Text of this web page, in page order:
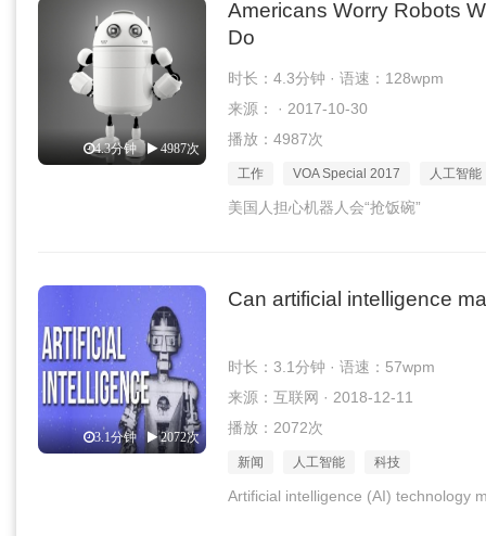
4.3分钟 4987次
Americans Worry Robots
Do
时长：4.3分钟 · 语速：128wpm
来源： · 2017-10-30
播放：4987次
工作 VOA Special 2017 人工智能
美国人担心机器人会“抢饭碗”
3.1分钟 2072次
Can artificial intelligence
时长：3.1分钟 · 语速：57wpm
来源：互联网 · 2018-12-11
播放：2072次
新闻 人工智能 科技
Artificial intelligence (AI) technology